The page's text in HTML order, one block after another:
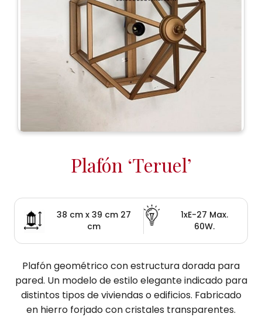
Plafón ‘Teruel’
38 cm x 39 cm 27
cm
1xE-27 Max.
60W.
Plafón geométrico con estructura dorada para
pared. Un modelo de estilo elegante indicado para
distintos tipos de viviendas o edificios. Fabricado
en hierro forjado con cristales transparentes.